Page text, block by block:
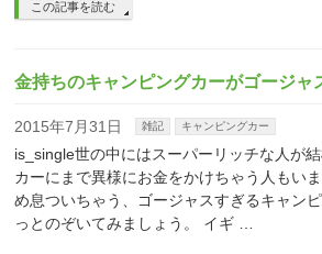
この記事を読む
金持ちのキャンピングカーがゴージャ
2015年7月31日 雑記 キャンピングカー
is_single世の中にはスーパーリッチな人が
カーにまで異様にお金をかけちゃう人もい
め息ついちゃう、ゴージャスすぎるキャン
っとのぞいてみましょう。 イギ …